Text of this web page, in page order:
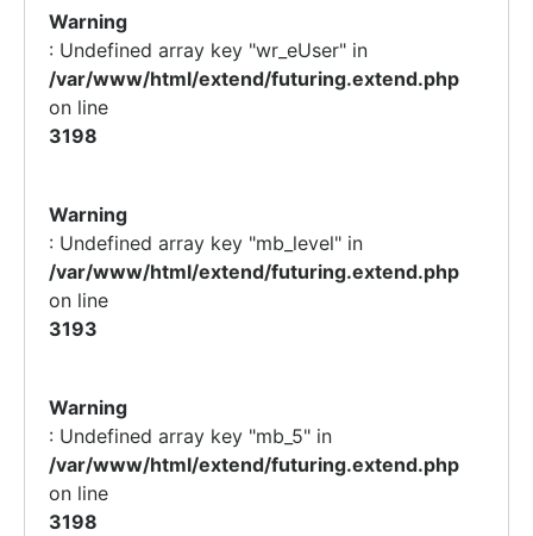
Warning
: Undefined array key "wr_eUser" in
/var/www/html/extend/futuring.extend.php
on line
3198
Warning
: Undefined array key "mb_level" in
/var/www/html/extend/futuring.extend.php
on line
3193
Warning
: Undefined array key "mb_5" in
/var/www/html/extend/futuring.extend.php
on line
3198